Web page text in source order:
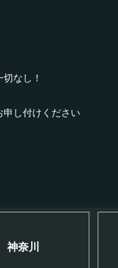
なし！
し付けください
神奈川